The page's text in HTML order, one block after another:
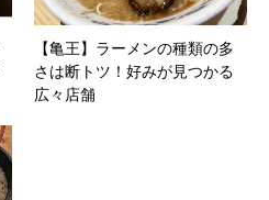
【亀王】ラーメンの種類の多
さは断トツ！好みが見つかる
広々店舗